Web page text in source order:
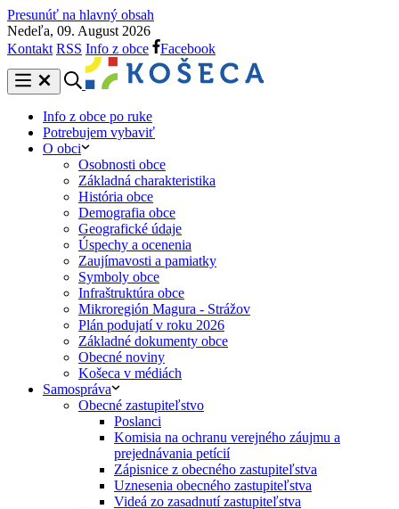
Presunúť na hlavný obsah
Nedeľa, 09. August 2026
Kontakt RSS Info z obce Facebook
Info z obce po ruke
Potrebujem vybaviť
O obci
Osobnosti obce
Základná charakteristika
História obce
Demografia obce
Geografické údaje
Úspechy a ocenenia
Zaujímavosti a pamiatky
Symboly obce
Infraštruktúra obce
Mikroregión Magura - Strážov
Plán podujatí v roku 2026
Základné dokumenty obce
Obecné noviny
Košeca v médiách
Samospráva
Obecné zastupiteľstvo
Poslanci
Komisia na ochranu verejného záujmu a
prejednávania petícií
Zápisnice z obecného zastupiteľstva
Uznesenia obecného zastupiteľstva
Videá zo zasadnutí zastupiteľstva